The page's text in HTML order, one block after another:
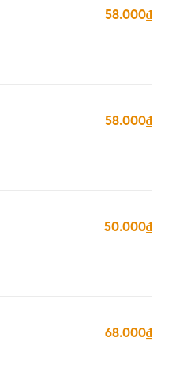
58.000₫
58.000₫
50.000₫
68.000₫